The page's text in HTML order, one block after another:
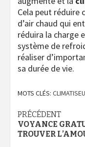
Cela peut réduire
d’air chaud qui
réduira la charge
système de
réaliser
sa durée de vie.
MOTS CLÉS:
d’article
PRÉCÉDENT
VOYANCE
TROUVER